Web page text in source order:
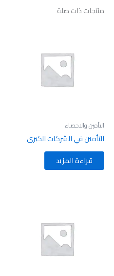
منتجات ذات صلة
التأمين والاحصاء
التأمين في الشركات الكبرى
قراءة المزيد